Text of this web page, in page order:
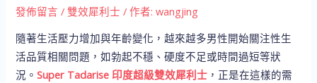
發佈留言 /雙效犀利士 / 作者:wangjing
隨著生活壓力增加與年齡變化，越來越多男性開始關注性生
活品質相關問題，如勃起不穩、硬度不足或時間過短等狀
況。Super Tadarise 印度超級雙效犀利士 ，正是在這樣的需